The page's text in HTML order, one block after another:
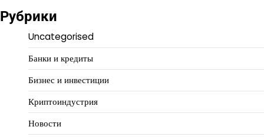
Рубрики
Uncategorised
Банки и кредиты
Бизнес и инвестиции
Криптоиндустрия
Новости